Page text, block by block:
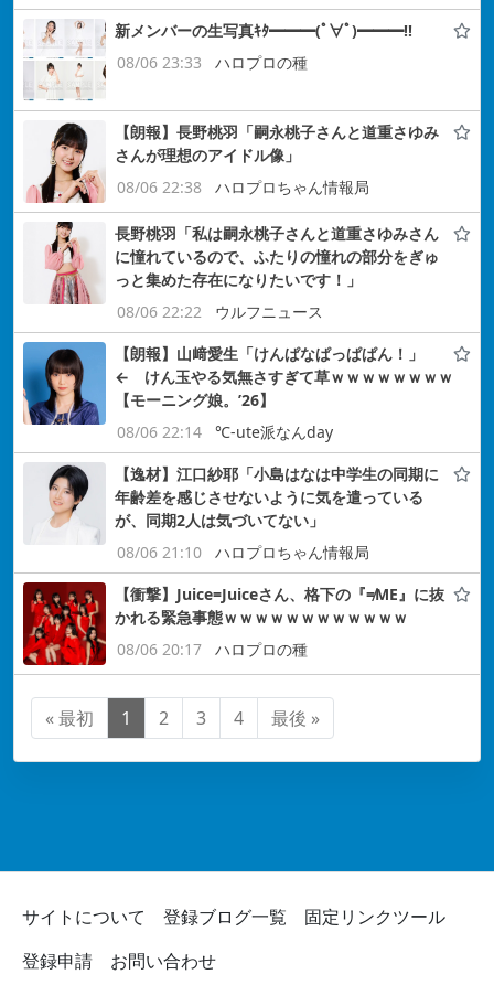
新メンバーの生写真ｷﾀ━━━(ﾟ∀ﾟ)━━━!!
08/06 23:33
ハロプロの種
【朗報】長野桃羽「嗣永桃子さんと道重さゆみ
さんが理想のアイドル像」
08/06 22:38
ハロプロちゃん情報局
長野桃羽「私は嗣永桃子さんと道重さゆみさん
に憧れているので、ふたりの憧れの部分をぎゅ
っと集めた存在になりたいです！」
08/06 22:22
ウルフニュース
【朗報】山﨑愛生「けんぱなぱっぱぱん！」
← けん玉やる気無さすぎて草ｗｗｗｗｗｗｗｗ
【モーニング娘。’26】
08/06 22:14
℃-ute派なんday
【逸材】江口紗耶「小島はなは中学生の同期に
年齢差を感じさせないように気を遣っている
が、同期2人は気づいてない」
08/06 21:10
ハロプロちゃん情報局
【衝撃】Juice=Juiceさん、格下の『≠ME』に抜
かれる緊急事態ｗｗｗｗｗｗｗｗｗｗｗｗ
08/06 20:17
ハロプロの種
« 最初 1 2 3 4 最後 »
サイトについて 登録ブログ一覧
固定リンクツール
登録申請
お問い合わせ